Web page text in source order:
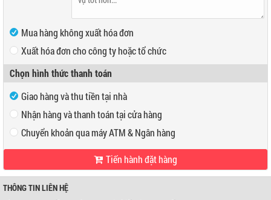
Mua hàng không xuất hóa đơn
Xuất hóa đơn cho công ty hoặc tổ chức
Mã số thuế
Địa chỉ
Chọn hình thức thanh toán
Giao hàng và thu tiền tại nhà
Nhận hàng và thanh toán tại cửa hàng
Địa chỉ:466 Tân Kỳ Tân Quý, P Tân Quý, Q Tân Phú, TPHCM
Điện thoại:
Chuyển khoản qua máy ATM & Ngân hàng
Tiến hành đặt hàng
THÔNG TIN LIÊN HỆ